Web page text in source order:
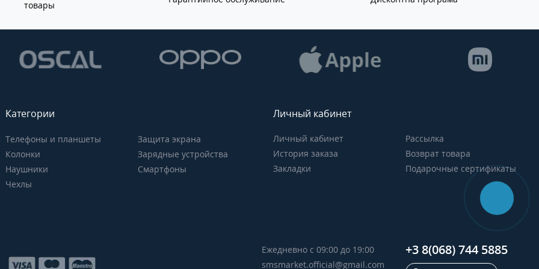
товары
Категории
Телефоны и планшеты
Колонки
Наушники
Чехлы
Защита экрана
Зарядные устройства
Смартфоны
Личный кабинет
Личный кабинет
История заказа
Закладки
Рассылка
Возврат товара
Подарочные сертификаты
Ежедневно с 09:00 до 19:00
smsmarket.official@gmail.com
+3 8(068) 744 5885